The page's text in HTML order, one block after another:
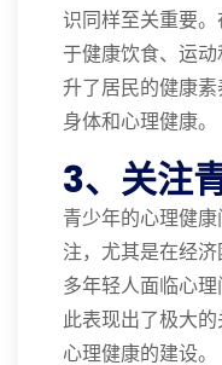
识同样至关重要
于健康饮食、运
升了居民的健康
身体和心理健康。
3、关注
青少年的心理健
注，尤其是在经
多年轻人面临心
此表现出了极大
心理健康的建设。